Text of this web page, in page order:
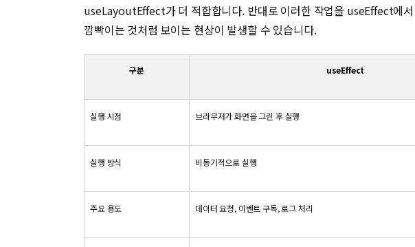
useLayoutEffect가 더 적합합니다. 반대로 이러한 작업을 useEffect에
깜빡이는 것처럼 보이는 현상이 발생할 수 있습니다.
구분 useEffect
실행 시점 브라우저가 화면을 그린 후 실행
실행 방식 비동기적으로 실행
주요 용도 데이터 요청, 이벤트 구독, 로그 처리